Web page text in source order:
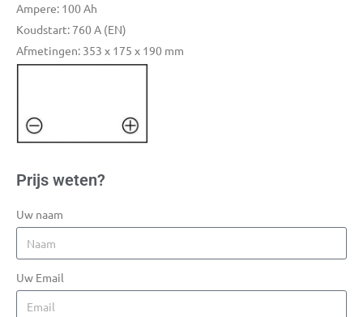
Ampere: 100 Ah
Koudstart: 760 A (EN)
Afmetingen: 353 x 175 x 190 mm
Prijs weten?
Uw naam
Uw Email